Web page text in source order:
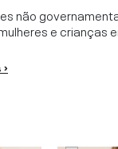
não
e crianças